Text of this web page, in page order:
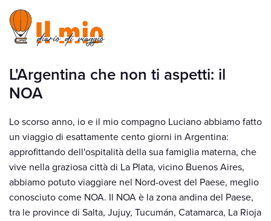
L'Argentina che non ti aspetti: il
NOA
Lo scorso anno, io e il mio compagno Luciano abbiamo fatto
un viaggio di esattamente cento giorni in Argentina:
approfittando dell'ospitalità della sua famiglia materna, che
vive nella graziosa città di La Plata, vicino Buenos Aires,
abbiamo potuto viaggiare nel Nord-ovest del Paese, meglio
conosciuto come NOA. Il NOA è la zona andina del Paese,
tra le province di Salta, Jujuy, Tucumán, Catamarca, La Rioja